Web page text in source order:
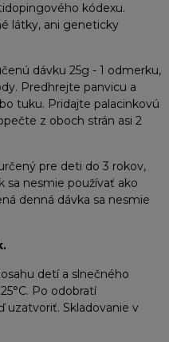
kódexu.
látky, ani geneticky
dávku 25g - 1 odmerku,
Predhrejte panvicu a
tuku. Pridajte palacinkovú
z oboch strán asi 2
pre deti do 3 rokov,
sa nesmie používať ako
denná dávka sa nesmie
detí a slnečného
Po odobratí
uzatvoriť. Skladovanie v